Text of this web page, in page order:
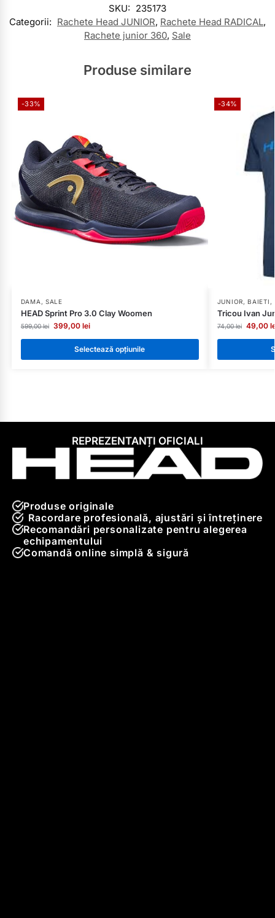
SKU: 235173
Categorii: Rachete Head JUNIOR, Rachete Head RADICAL,
Rachete junior 360, Sale
Produse similare
-33%
DAMA , SALE
HEAD Sprint Pro 3.0 Clay Woomen
599,00lei 399,00 lei
Selectează opțiunile
-34%
JUNIOR,BAIETI ,
Tricou Ivan
74,00lei 49,00
REPREZENTANȚI OFICIALI
Produse originale
Racordare profesională, ajustări și întreținere
Recomandări personalizate pentru alegerea
echipamentului
Comandă online simplă & sigură